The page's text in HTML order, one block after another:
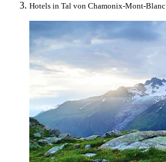
Hotels in Tal von Chamonix-Mont-Blanc